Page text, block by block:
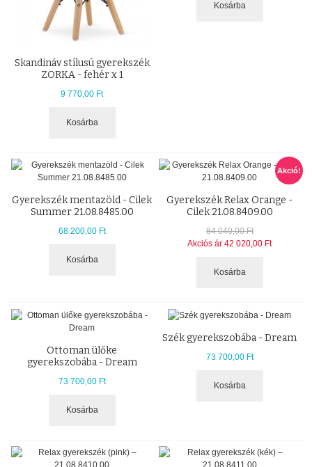
Skandináv stílusú gyerekszék
ZORKA - fehér x 1
9 770,00 Ft
Kosárba
Kosárba
Gyerekszék mentazöld - Cilek
Summer 21.08.8485.00
68 200,00 Ft
Kosárba
Akció!
Gyerekszék Relax Orange -
Cilek 21.08.8409.00
84 040,00 Ft
Akciós ár 42 020,00 Ft
Kosárba
Ottoman ülőke
gyerekszobába - Dream
73 700,00 Ft
Kosárba
Szék gyerekszobába - Dream
73 700,00 Ft
Kosárba